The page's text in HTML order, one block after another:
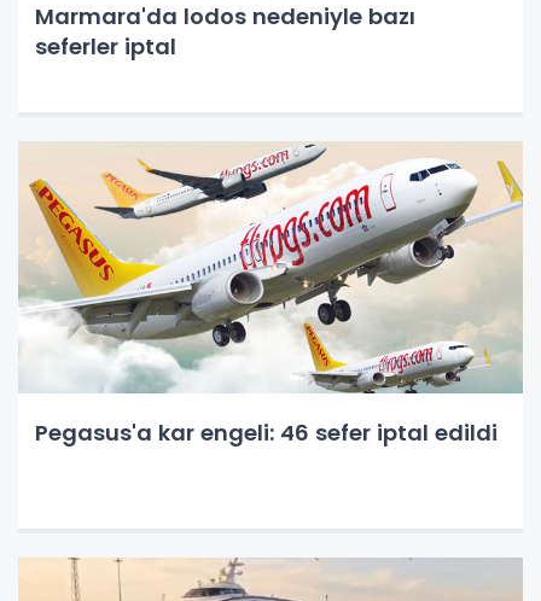
Marmara'da lodos nedeniyle bazı
seferler iptal
Pegasus'a kar engeli: 46 sefer iptal edildi